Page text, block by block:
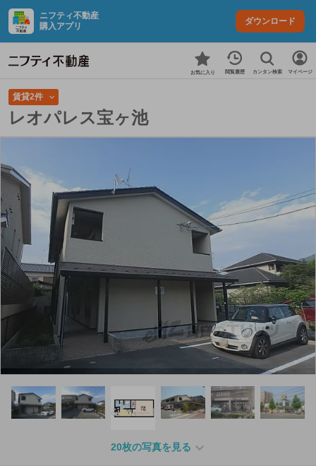
ニフティ不動産
購入アプリ
ダウンロード
お気に入り 閲覧履歴 カンタン検索 マイページ
賃貸2件
レオパレス宝ヶ池
20枚の写真を見る